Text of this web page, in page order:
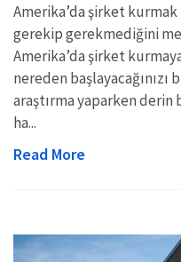
Amerika’da şirket kurmak
gerekip gerekmediğini
Amerika’da şirket
nereden
araştırma yaparken
ha...
Read More